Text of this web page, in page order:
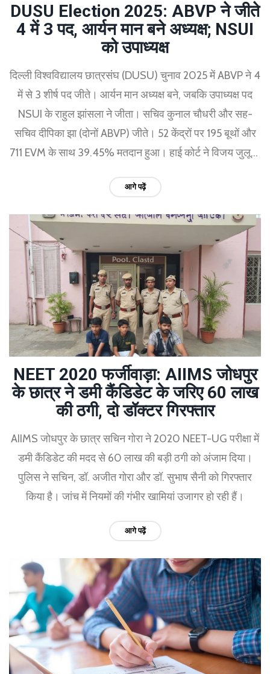
DUSU Election 2025: ABVP ने जीते
4 में 3 पद, आर्यन मान बने अध्यक्ष; NSUI
को उपाध्यक्ष
दिल्ली विश्वविद्यालय छात्रसंघ (DUSU) चुनाव 2025 में ABVP ने 4
में से 3 शीर्ष पद जीते। आर्यन मान अध्यक्ष बने, जबकि उपाध्यक्ष पद
NSUI के राहुल झांसला ने जीता। सचिव कुनाल चौधरी और सह-
सचिव दीपिका झा (दोनों ABVP) जीते। 52 केंद्रों पर 195 बूथों और
711 EVM के साथ 39.45% मतदान हुआ। हाई कोर्ट ने विजय जुलूसों
आगे पढ़ें
NEET 2020 फर्जीवाड़ा: AIIMS जोधपुर
के छात्र ने डमी कैंडिडेट के जरिए 60 लाख
की ठगी, दो डॉक्टर गिरफ्तार
AIIMS जोधपुर के छात्र सचिन गोरा ने 2020 NEET-UG परीक्षा में
डमी कैंडिडेट की मदद से 60 लाख की बड़ी ठगी को अंजाम दिया।
पुलिस ने सचिन, डॉ. अजीत गोरा और डॉ. सुभाष सैनी को गिरफ्तार
किया है। जांच में नियमों की गंभीर खामियां उजागर हो रही हैं।
आगे पढ़ें